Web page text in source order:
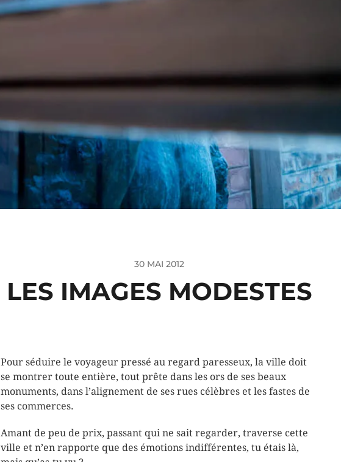
30 MAI 2012
LES IMAGES MODESTES
Pour séduire le voyageur pressé au regard paresseux, la ville doit
se montrer toute entière, tout prête dans les ors de ses beaux
monuments, dans l’alignement de ses rues célèbres et les fastes de
ses commerces.
Amant de peu de prix, passant qui ne sait regarder, traverse cette
ville et n’en rapporte que des émotions indifférentes, tu étais là,